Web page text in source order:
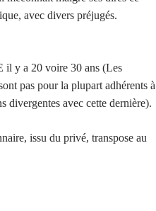
avec divers préjugés.
il y a 20 voire 30 ans (Les
pas pour la plupart adhérents à
divergentes avec cette dernière).
issu du privé, transpose au